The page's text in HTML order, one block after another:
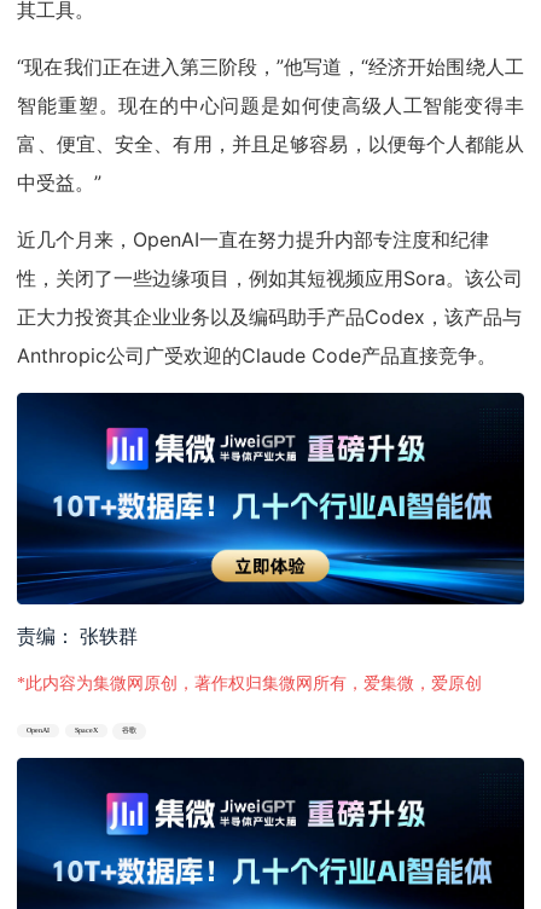
其工具。
“现在我们正在进入第三阶段，”他写道，“经济开始围绕人工
智能重塑。现在的中心问题是如何使高级人工智能变得丰
富、便宜、安全、有用，并且足够容易，以便每个人都能从
中受益。”
近几个月来，OpenAI一直在努力提升内部专注度和纪律
性，关闭了一些边缘项目，例如其短视频应用Sora。该公司
正大力投资其企业业务以及编码助手产品Codex，该产品与
Anthropic公司广受欢迎的Claude Code产品直接竞争。
责编： 张轶群
*此内容为集微网原创，著作权归集微网所有，爱集微，爱原创
OpenAI SpaceX 谷歌